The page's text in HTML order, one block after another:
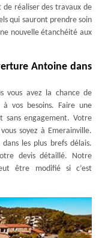
de réaliser des travaux de
qui sauront prendre soin
nouvelle étanchéité aux
Antoine dans
vous avez la chance de
vos besoins. Faire une
sans engagement. Votre
soyez à Emerainville.
les plus brefs délais.
devis détaillé. Notre
être modifié si c’est